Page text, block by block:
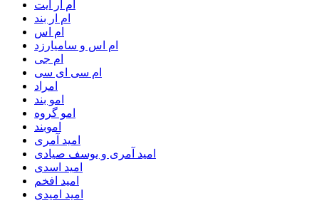
ام آر ایت
ام‌ ار بند
ام اس
ام اس و سامیارزد
ام جی
ام سی ای سی
امراد
امو بند
امو گروه
اموبند
امید آمری
امید آمری و یوسف صیادی
امید اسدی
امید افخم
امید امیدی